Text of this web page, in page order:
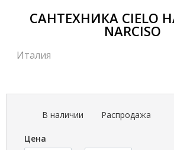
САНТЕХНИКА CIELO
NARCISO
Италия
В наличии Распродажа
Цена